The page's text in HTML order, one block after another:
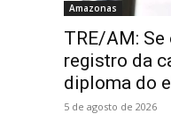
Amazonas
TRE/AM:
registro da
diploma do
5 de agosto de 2026